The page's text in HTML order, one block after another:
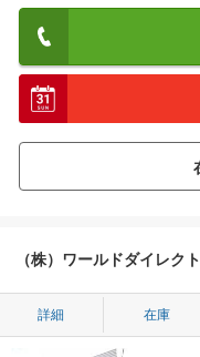
（株）ワールドダイレクト
詳細 在庫